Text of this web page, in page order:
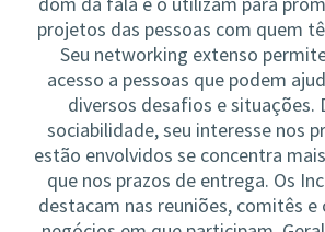
projetos das pessoas com quem
Seu networking extenso
acesso a pessoas que podem
diversos desafios e situações.
sociabilidade, seu interesse nos
estão envolvidos se concentra
que nos prazos de entrega. Os
destacam nas reuniões, comitês e